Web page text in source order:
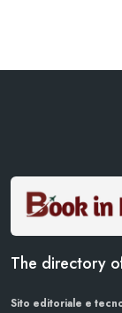
The directory
Sito editoriale e